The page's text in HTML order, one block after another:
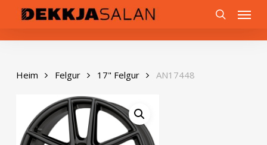
content
Menu
Heim Felgur 17" Felgur AN17448